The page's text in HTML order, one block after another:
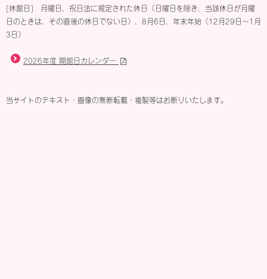
[休館日] 月曜日、祝日法に規定された休日（日曜日を除き、当該休日が月曜
日のときは、その直後の休日でない日）、8月6日、年末年始（12月29日～1月
3日）
2026年度 開館日カレンダー
当サイトのテキスト・画像の無断転載・複製等はお断りいたします。